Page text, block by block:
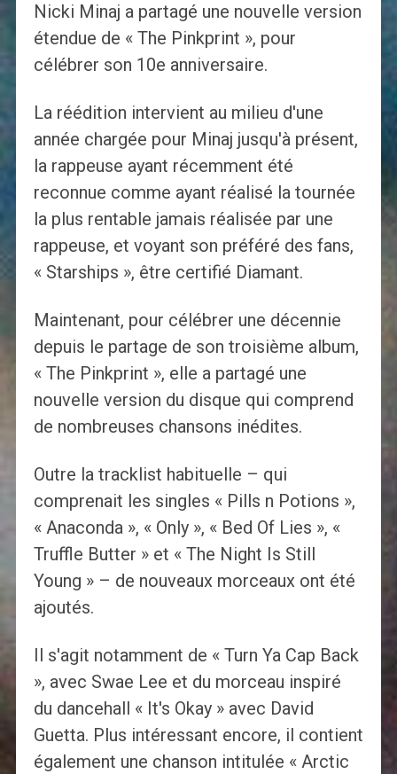
Nicki Minaj a partagé une nouvelle version
étendue de « The Pinkprint », pour
célébrer son 10e anniversaire.
La réédition intervient au milieu d'une
année chargée pour Minaj jusqu'à présent,
la rappeuse ayant récemment été
reconnue comme ayant réalisé la tournée
la plus rentable jamais réalisée par une
rappeuse, et voyant son préféré des fans,
« Starships », être certifié Diamant.
Maintenant, pour célébrer une décennie
depuis le partage de son troisième album,
« The Pinkprint », elle a partagé une
nouvelle version du disque qui comprend
de nombreuses chansons inédites.
Outre la tracklist habituelle – qui
comprenait les singles « Pills n Potions »,
« Anaconda », « Only », « Bed Of Lies », «
Truffle Butter » et « The Night Is Still
Young » – de nouveaux morceaux ont été
ajoutés.
Il s'agit notamment de « Turn Ya Cap Back
», avec Swae Lee et du morceau inspiré
du dancehall « It's Okay » avec David
Guetta. Plus intéressant encore, il contient
également une chanson intitulée « Arctic